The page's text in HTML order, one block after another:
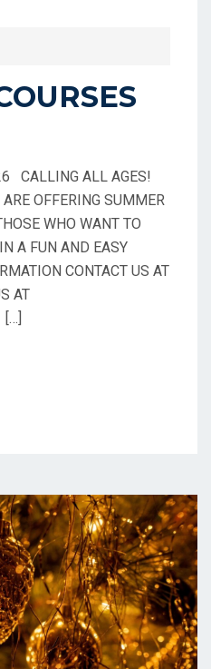
CALLING ALL AGES!
OFFERING SUMMER
WHO WANT TO
A FUN AND EASY
CONTACT US AT
AT
[…]